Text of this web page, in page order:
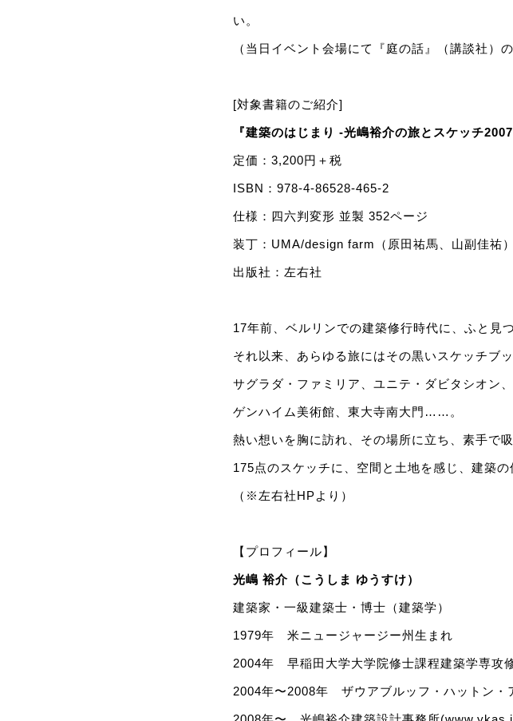
い。
（当日イベント会場にて『庭の話』（講談社）
[対象書籍のご紹介]
『建築のはじまり ‐光嶋裕介の旅とスケッチ
定価：3,200円＋税
ISBN：978-4-86528-465-2
仕様：四六判変形 並製 352ページ
装丁：UMA/design farm（原田祐馬、山副佳祐）
出版社：左右社
17年前、ベルリンでの建築修行時代に、ふと見
それ以来、あらゆる旅にはその黒いスケッチブ
サグラダ・ファミリア、ユニテ・ダビタシオン
ゲンハイム美術館、東大寺南大門……。
熱い想いを胸に訪れ、その場所に立ち、素手で
175点のスケッチに、空間と土地を感じ、建築
（※左右社HPより）
【プロフィール】
光嶋 裕介（こうしま ゆうすけ）
建築家・一級建築士・博士（建築学）
1979年 米ニュージャージー州生まれ
2004年 早稲田大学大学院修士課程建築学専攻
2004年〜2008年 ザウアブルッフ・ハットン・